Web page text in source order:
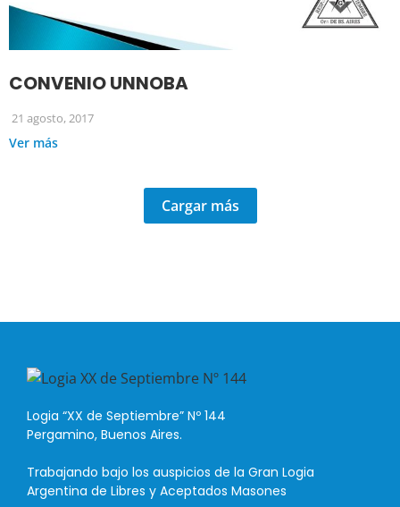
CONVENIO UNNOBA
21 agosto, 2017
Ver más
Cargar más
Logia “XX de Septiembre” Nº 144
Pergamino, Buenos Aires.
Trabajando bajo los auspicios de la Gran Logia
Argentina de Libres y Aceptados Masones